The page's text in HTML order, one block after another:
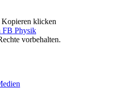
Kopieren klicken
FB Physik
vorbehalten.